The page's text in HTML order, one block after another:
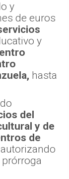
y
de euros
y
hasta
del
y de
de
autorizando